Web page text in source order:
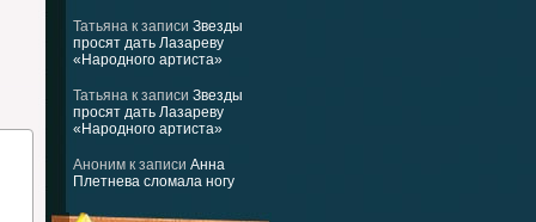
Татьяна к записи Звезды
просят дать Лазареву
«Народного артиста»
Татьяна к записи Звезды
просят дать Лазареву
«Народного артиста»
Аноним к записи Анна
Плетнева сломала ногу